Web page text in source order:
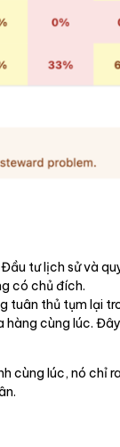
tư lịch sử và
có chủ đích.
tuân thủ tụm lại
cùng lúc.
cùng lúc, nó